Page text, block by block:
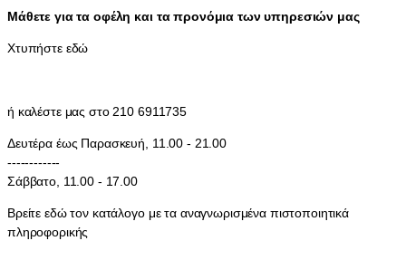
Μάθετε για τα οφέλη και τα προνόμια των υπηρεσιών μας
Χτυπήστε εδώ
ή καλέστε μας στο 210 6911735
Δευτέρα έως Παρασκευή, 11.00 - 21.00
------------
Σάββατο, 11.00 - 17.00
Βρείτε εδώ τον κατάλογο με τα αναγνωρισμένα πιστοποιητικά
πληροφορικής